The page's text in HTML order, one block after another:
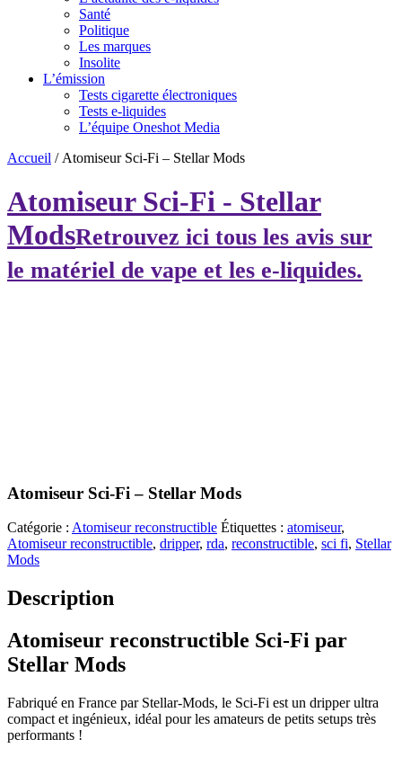
Santé
Politique
Les marques
Insolite
L’émission
Tests cigarette électroniques
Tests e-liquides
L’équipe Oneshot Media
Accueil / Atomiseur Sci-Fi – Stellar Mods
Atomiseur Sci-Fi - Stellar
ModsRetrouvez ici tous les avis sur
le matériel de vape et les e-liquides.
Atomiseur Sci-Fi – Stellar Mods
Catégorie : Atomiseur reconstructible Étiquettes : atomiseur,
Atomiseur reconstructible, dripper, rda, reconstructible, sci fi, Stellar
Mods
Description
Atomiseur reconstructible Sci-Fi par
Stellar Mods
Fabriqué en France par Stellar-Mods, le Sci-Fi est un dripper ultra
compact et ingénieux, idéal pour les amateurs de petits setups très
performants !